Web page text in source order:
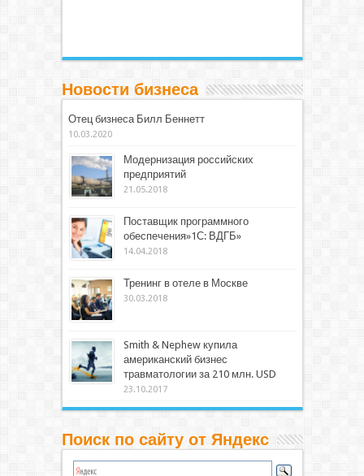
Новости бизнеса
Отец бизнеса Билл Беннетт
10.03.2020
Модернизация российских
предприятий
21.05.2018
Поставщик программного
обеспечения»1С: ВДГБ»
14.04.2018
Тренинг в отеле в Москве
30.03.2018
Smith & Nephew купила
американский бизнес
травматологии за 210 млн. USD
23.10.2017
Поиск по сайту от Яндекс